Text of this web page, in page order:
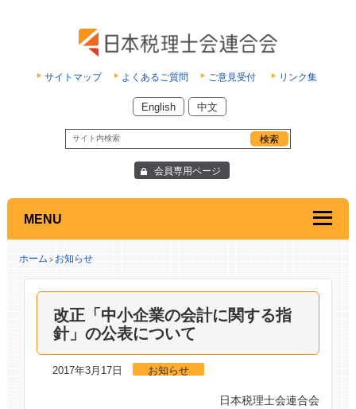
サイトマップ よくあるご質問 ご意見受付 リンク集
English 中文
会員専用ページ
MENU
ホーム > お知らせ
改正「中小企業の会計に関する指
針」の公表について
2017年3月17日 お知らせ
日本税理士会連合会